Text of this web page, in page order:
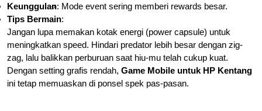
Keunggulan: Mode event sering memberi rewards besar.
Tips Bermain:
Jangan lupa memakan kotak energi (power capsule) untuk
meningkatkan speed. Hindari predator lebih besar dengan zig-
zag, lalu balikkan perburuan saat hiu-mu telah cukup kuat.
Dengan setting grafis rendah, Game Mobile untuk HP Kentang
ini tetap memuaskan di ponsel spek pas-pasan.